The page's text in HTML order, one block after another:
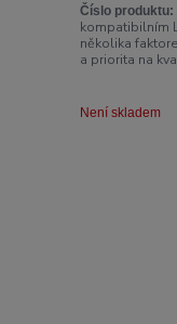
Číslo produktu:
kompatibilním
několika
a priorita na
Není skladem